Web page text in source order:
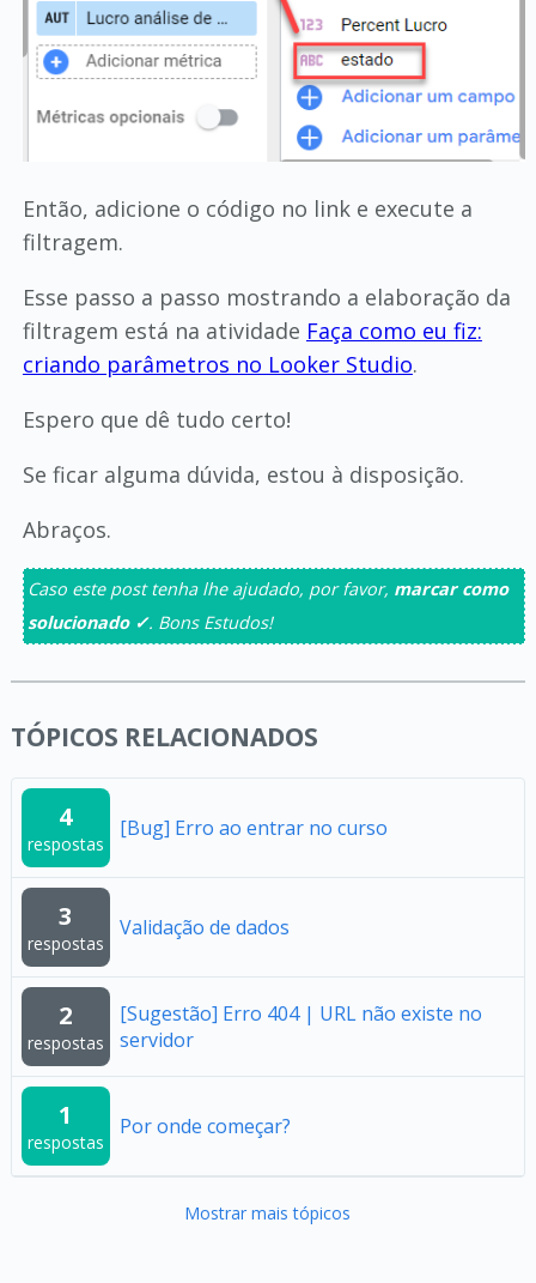
Então, adicione o código no link e execute a
filtragem.
Esse passo a passo mostrando a elaboração da
filtragem está na atividade Faça como eu fiz:
criando parâmetros no Looker Studio.
Espero que dê tudo certo!
Se ficar alguma dúvida, estou à disposição.
Abraços.
Caso este post tenha lhe ajudado, por favor, marcar como
solucionado ✓. Bons Estudos!
TÓPICOS RELACIONADOS
4
respostas
[Bug] Erro ao entrar no curso
3
respostas
Validação de dados
2
respostas
[Sugestão] Erro 404 | URL não existe no
servidor
1
respostas
Por onde começar?
Mostrar mais tópicos